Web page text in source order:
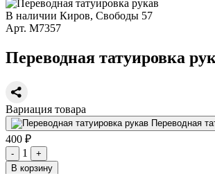
В наличии Киров, Свободы 57
Арт. М7357
Переводная татуировка
Вариация товара
Переводная
400 ₽
- 1
+
В корзину